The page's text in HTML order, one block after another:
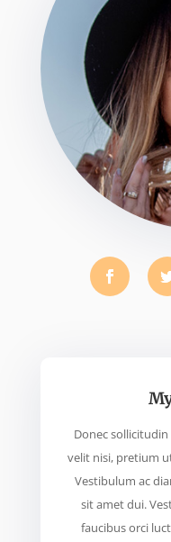
Donec
velit nisi, pretium
Vestibulum ac
sit amet dui.
faucibus orci